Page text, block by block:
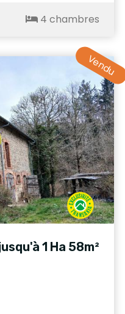
4 chambres
Vendu
1 Ha 58m²